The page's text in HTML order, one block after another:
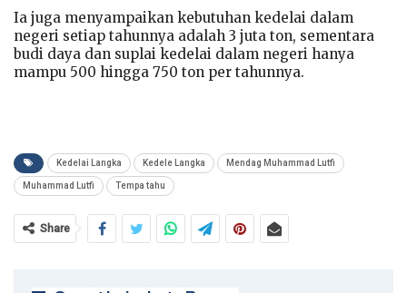
Ia juga menyampaikan kebutuhan kedelai dalam
negeri setiap tahunnya adalah 3 juta ton, sementara
budi daya dan suplai kedelai dalam negeri hanya
mampu 500 hingga 750 ton per tahunnya.
Kedelai Langka Kedele Langka Mendag Muhammad Lutfi
Muhammad Lutfi Tempa tahu
Share